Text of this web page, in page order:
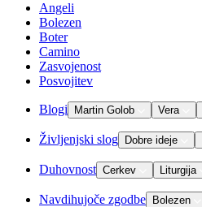
Angeli
Bolezen
Boter
Camino
Zasvojenost
Posvojitev
Blogi Martin Golob Vera
Življenjski slog Dobre ideje
Duhovnost Cerkev Liturgija
Navdihujoče zgodbe Bolezen